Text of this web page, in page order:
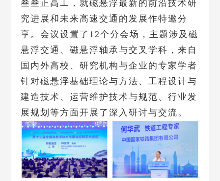
叁叁正高工，就磁悬浮最新的前沿技术研
究进展和未来高速交通的发展作特邀分
享。会议设置了12个分会场，主题涉及磁
悬浮交通、磁悬浮轴承与交叉学科，来自
国内外高校、研究机构与企业的专家学者
针对磁悬浮基础理论与方法、工程设计与
建造技术、运营维护技术与规范、行业发
展规划等方面开展了深入研讨与交流。